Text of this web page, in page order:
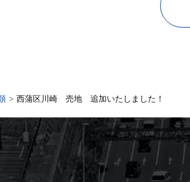
西蒲区川崎 売地 追加いたしました！